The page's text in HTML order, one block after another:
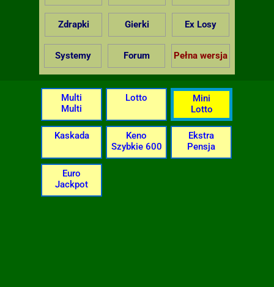
Zdrapki Gierki Ex Losy
Systemy Forum Pełna wersja
Multi
Multi
Lotto
Mini
Lotto
Kaskada
Keno
Szybkie 600
Ekstra
Pensja
Euro
Jackpot